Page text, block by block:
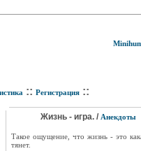
:: Регистрация ::
Жизнь - игра. / Анекдоты
Такое ощущение, что жизнь - это
тянет.